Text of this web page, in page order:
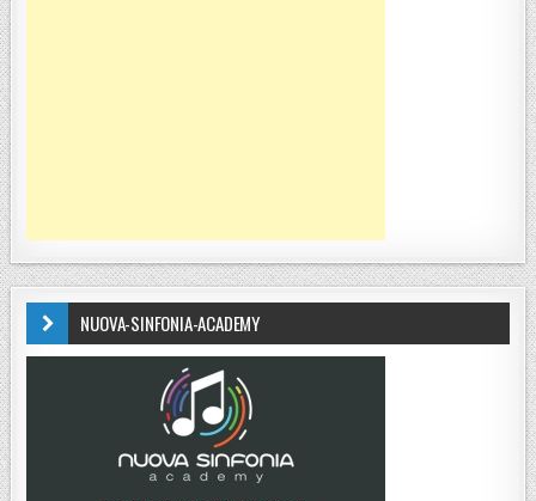
NUOVA-SINFONIA-ACADEMY